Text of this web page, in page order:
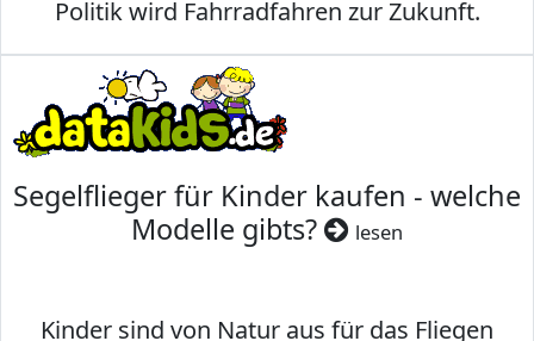
Politik wird Fahrradfahren zur Zukunft.
Segelflieger für Kinder kaufen - welche
Modelle gibts?
lesen
Kinder sind von Natur aus für das Fliegen